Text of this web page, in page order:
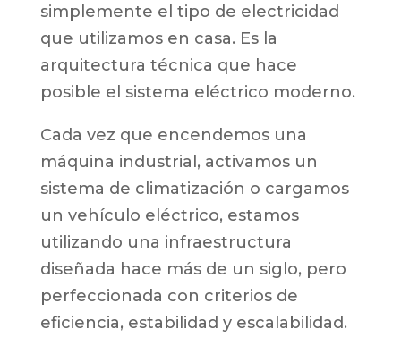
simplemente el tipo de electricidad
que utilizamos en casa. Es la
arquitectura técnica que hace
posible el sistema eléctrico moderno.
Cada vez que encendemos una
máquina industrial, activamos un
sistema de climatización o cargamos
un vehículo eléctrico, estamos
utilizando una infraestructura
diseñada hace más de un siglo, pero
perfeccionada con criterios de
eficiencia, estabilidad y escalabilidad.